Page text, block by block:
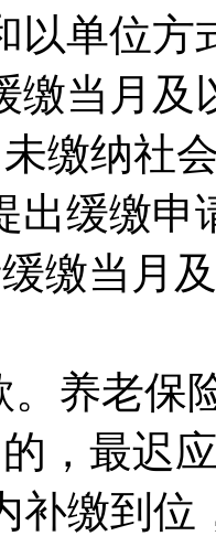
以单位方
缴当月
缴纳社
出缓缴申
缴当月
养老保
，最迟
补缴到位